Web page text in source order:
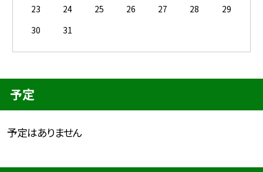
23
24 25 26 27 28
29
30
31
予定
予定はありません